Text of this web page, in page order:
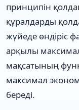
принципін
құралдарды
жүйеде өндіріс
арқылы
мақсатының
максимал
береді.